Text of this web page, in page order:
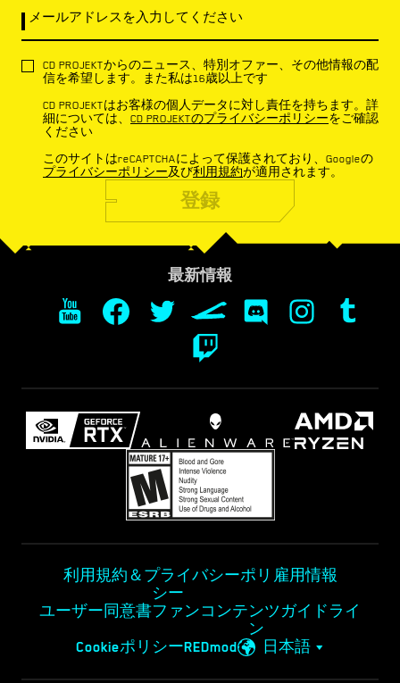
メールアドレスを入力してください
CD PROJEKTからのニュース、特別オファー、その他情報の配
信を希望します。また私は16歳以上です
CD PROJEKTはお客様の個人データに対し責任を持ちます。詳
細については、 CD PROJEKTのプライバシーポリシーをご確認
ください
このサイトはreCAPTCHAによって保護されており、Googleの
プライバシーポリシー及び利用規約が適用されます。
登録
最新情報
利用規約＆プライバシーポリ
シー
雇用情報
ユーザー同意書ファンコンテンツガイドライ
ン
CookieポリシーREDmod 日本語